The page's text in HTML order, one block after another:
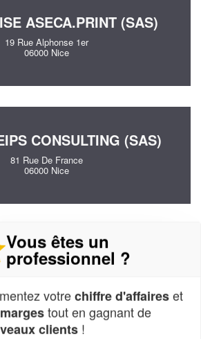
ASECA.PRINT (SAS)
19 Rue Alphonse 1er
06000 Nice
CONSULTING (SAS)
81 Rue De France
06000 Nice
PATRICK CHAIX
SERVICES (SAS)
06300 Nice
Vous êtes un
professionnel ?
votrechiffre d'affaireset
margestout en gagnant de
clients !